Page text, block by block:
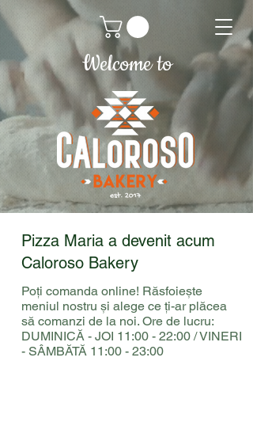
Welcome to
Pizza Maria a devenit acum
Caloroso Bakery
Poți comanda online! Răsfoiește
meniul nostru și alege ce ți-ar plăcea
să comanzi de la noi. Ore de lucru:
DUMINICĂ - JOI 11:00 - 22:00 / VINERI
- SÂMBĂTĂ 11:00 - 23:00